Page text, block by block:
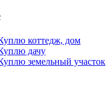
коттедж, дом
дачу
земельный участок